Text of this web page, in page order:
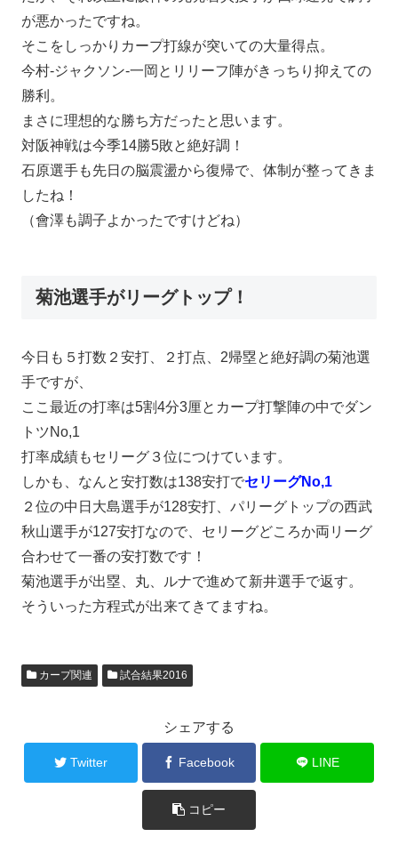
が悪かったですね。
そこをしっかりカープ打線が突いての大量得点。
今村-ジャクソン-一岡とリリーフ陣がきっちり抑えての
勝利。
まさに理想的な勝ち方だったと思います。
対阪神戦は今季14勝5敗と絶好調！
石原選手も先日の脳震盪から復帰で、体制が整ってきま
したね！
（會澤も調子よかったですけどね）
菊池選手がリーグトップ！
今日も５打数２安打、２打点、2帰塁と絶好調の菊池選
手ですが、
ここ最近の打率は5割4分3厘とカープ打撃陣の中でダン
トツNo,1
打率成績もセリーグ３位につけています。
しかも、なんと安打数は138安打でセリーグNo,1
２位の中日大島選手が128安打、パリーグトップの西武
秋山選手が127安打なので、セリーグどころか両リーグ
合わせて一番の安打数です！
菊池選手が出塁、丸、ルナで進めて新井選手で返す。
そういった方程式が出来てきてますね。
カープ関連 試合結果2016
シェアする
Twitter Facebook LINE
コピー